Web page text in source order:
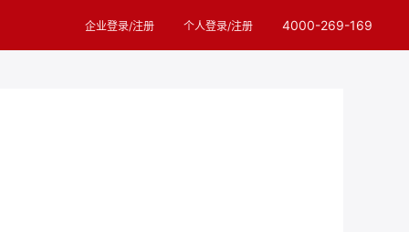
企业登录/注册 个人登录/注册 4000-269-169